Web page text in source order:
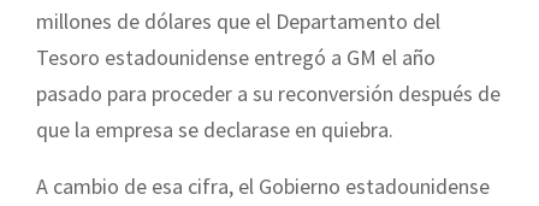
millones de dólares que el Departamento del
Tesoro estadounidense entregó a GM el año
pasado para proceder a su reconversión después de
que la empresa se declarase en quiebra.
A cambio de esa cifra, el Gobierno estadounidense